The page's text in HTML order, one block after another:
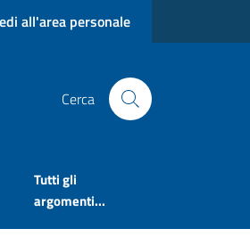
all'area personale
Cerca
Tutti gli
argomenti...